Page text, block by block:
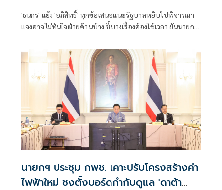
'ธนกร' แย้ง 'อภิสิทธิ์' ทุกข้อเสนอแนะรัฐบาลหยิบไปพิจารณา
แจงอาจไม่ทันใจฝ่ายค้านบ้าง ชี้บางเรื่องต้องใช้เวลา ยันนายกฯ
นายกฯ ประชุม กพช. เคาะปรับโครงสร้างค่า
ไฟฟ้าใหม่ ชงตั้งบอร์ดกำกับดูแล 'ดาต้า